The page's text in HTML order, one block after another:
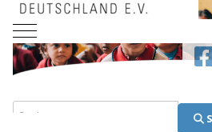
Mobile Menu Toggle
Suchen